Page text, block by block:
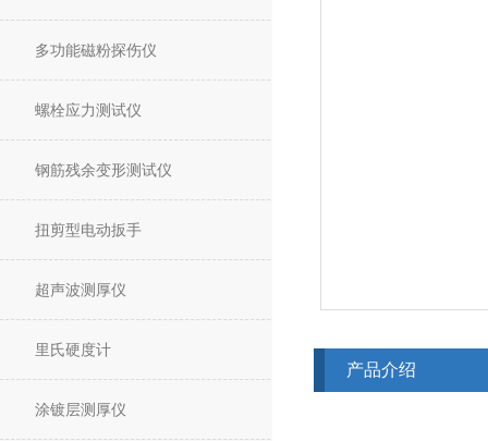
多功能磁粉探伤仪
螺栓应力测试仪
钢筋残余变形测试仪
扭剪型电动扳手
超声波测厚仪
里氏硬度计
涂镀层测厚仪
产品介绍